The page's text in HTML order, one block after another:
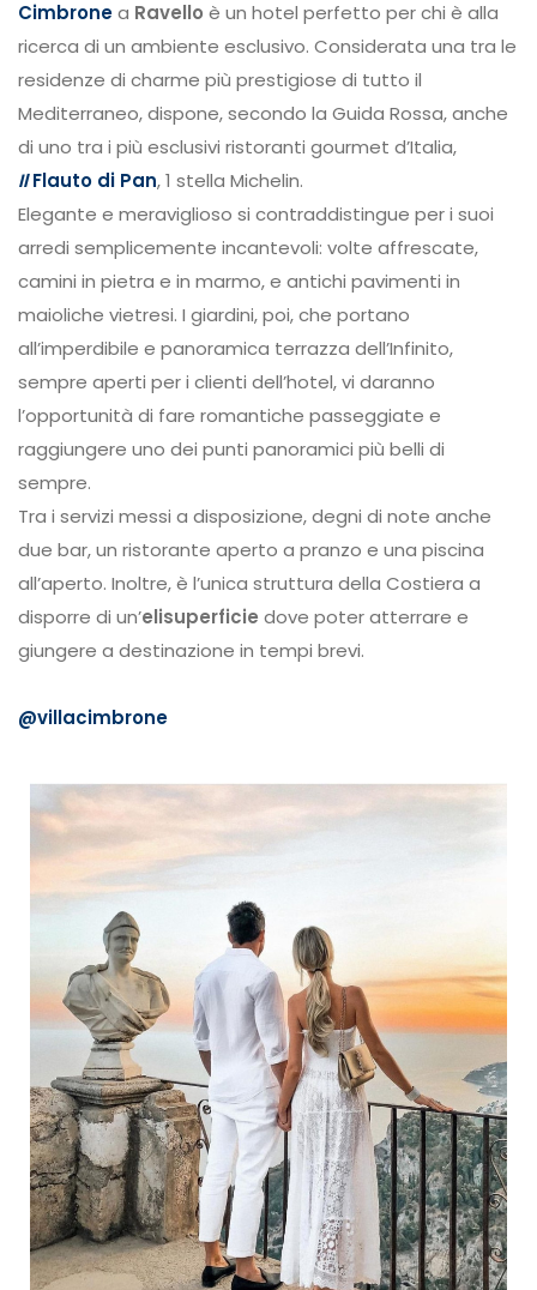
Cimbronea Ravello è un hotel perfetto per chi è alla
ricerca di un ambiente esclusivo. Considerata una tra le
residenze di charme più prestigiose di tutto il
Mediterraneo, dispone, secondo la Guida Rossa, anche
di uno tra i più esclusivi ristoranti gourmet d’Italia,
IlFlauto di Pan, 1 stella Michelin.
Elegante e meraviglioso si contraddistingue per i suoi
arredi semplicemente incantevoli: volte affrescate,
camini in pietra e in marmo, e antichi pavimenti in
maioliche vietresi. I giardini, poi, che portano
all’imperdibile e panoramica terrazza dell’Infinito,
sempre aperti per i clienti dell’hotel, vi daranno
l’opportunità di fare romantiche passeggiate e
raggiungere uno dei punti panoramici più belli di
sempre.
Tra i servizi messi a disposizione, degni di note anche
due bar, un ristorante aperto a pranzo e una piscina
all’aperto. Inoltre, è l’unica struttura della Costiera a
disporre di un’elisuperficie dove poter atterrare e
giungere a destinazione in tempi brevi.
@villacimbrone